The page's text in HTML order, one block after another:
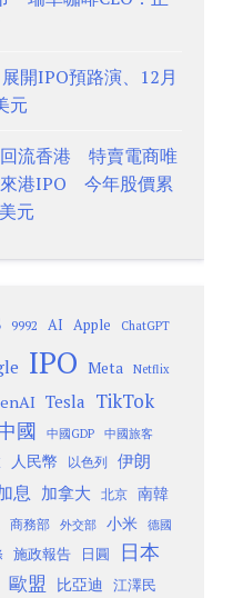
開IPO預路演、12月
元
流香港 特賣電商唯
港IPO 今年股價累
元
9992 AI Apple ChatGPT
IPO Meta Netflix
Tesla TikTok
國 中國GDP 中國旅客
人民幣 以色列 伊朗
息 加拿大 北京
南韓
商務部 外交部 小米 德國
施政報告 日圓 日本
歐盟 比亞迪 江澤民